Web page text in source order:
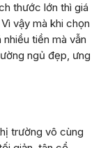
thước lớn thì giá
vậy mà khi chọn
tiền mà vẫn
ngủ đẹp, ưng
trường vô cùng